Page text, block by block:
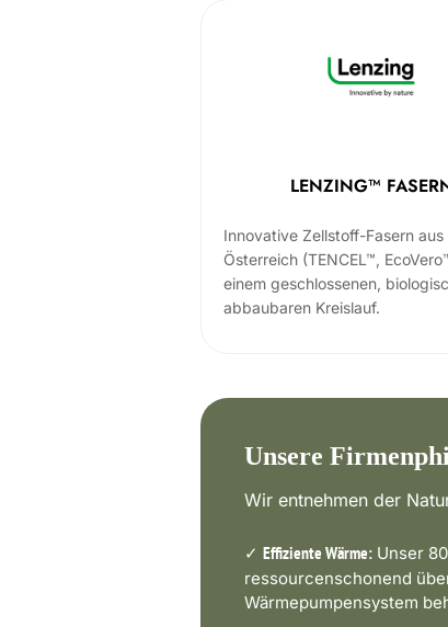
LENZING™
Innovative Zellstoff-Fasern aus
Österreich (TENCEL™,
einem geschlossenen,
abbaubaren Kreislauf.
Unsere
Wir entnehmen der
✓ Effiziente Wärme: Unser
ressourcenschonend
Wärmepumpensystem